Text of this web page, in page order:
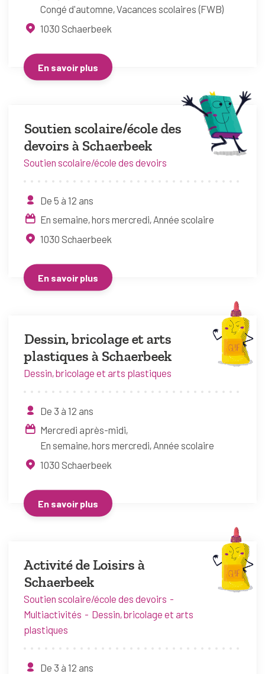
Congé d'automne Vacances scolaires (FWB)
1030 Schaerbeek
En savoir plus
Soutien scolaire/école des
devoirs à Schaerbeek
Soutien scolaire/école des devoirs
De 5 à 12 ans
En semaine, hors mercredi Année scolaire
1030 Schaerbeek
En savoir plus
Dessin, bricolage et arts
plastiques à Schaerbeek
Dessin, bricolage et arts plastiques
De 3 à 12 ans
Mercredi après-midi
En semaine, hors mercredi Année scolaire
1030 Schaerbeek
En savoir plus
Activité de Loisirs à
Schaerbeek
Soutien scolaire/école des devoirs
Multiactivités
Dessin, bricolage et arts
plastiques
De 3 à 12 ans